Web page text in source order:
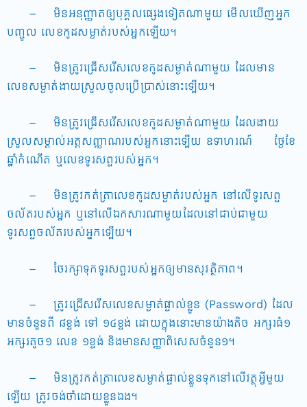
– មិនអនុញ្ញាតឲ្យបុគ្គលផ្សេងទៀតណាមួយ មើលឃើញអ្នក
បញ្ចូល លេខកូដសម្ងាត់របស់អ្នកឡើយ។
– មិនត្រូវជ្រើសរើសលេខកូដសម្ងាត់ណាមួយ ដែលមាន
លេខសម្ងាត់ងាយស្រួលចូលប្រើប្រាស់នោះឡើយ។
– មិនត្រូវជ្រើសរើសលេខកូដសម្ងាត់ណាមួយ ដែលងាយ
ស្រួលសម្គាល់អត្តសញ្ញាណរបស់អ្នកនោះឡើយ ឧទាហរណ៍ ថ្ងែខែ
ឆ្នាំកំណើត ឬលេខទូរសព្ទរបស់អ្នក។
– មិនត្រូវកត់ត្រាលេខកូដសម្ងាត់របស់អ្នក នៅលើទូរសព្ទ
ចល័តរបស់អ្នក ឬនៅលើឯកសារណាមួយដែលនៅជាប់ជាមួយ
ទូរសព្ទចល័តរបស់អ្នកឡើយ។
– ថែរក្សាទុកទូរសព្ទរបស់អ្នកឲ្យមានសុវត្ថិភាព។
– ត្រូវជ្រើសរើសលេខសម្ងាត់ផ្ទាល់ខ្លួន (Password) ដែល
មានចំនួនពី ៨ខ្ទង់ ទៅ ១៤ខ្ទង់ ដោយក្នុងនោះមានយ៉ាងតិច អក្សរធំ១
អក្សរតូច១ លេខ ១ខ្ទង់ និងមានសញ្ញាពិសេសចំនួន១។
– មិនត្រូវកត់ត្រាលេខសម្ងាត់ផ្ទាល់ខ្លួនទុកនៅលើវត្ថុអ្វីមួយ
ឡើយ ត្រូវចង់ចាំដោយខ្លួនឯង។